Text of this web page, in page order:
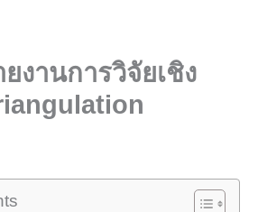
งานการวิจัยเชิง